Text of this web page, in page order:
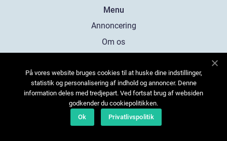
Menu
Annoncering
Om os
Kontakt os
Sitemap
På vores website bruges cookies til at huske dine indstillinger,
statistik og personalisering af indhold og annoncer. Denne
information deles med tredjepart. Ved fortsat brug af websiden
godkender du cookiepolitikken.
Ok
Privatlivspolitik